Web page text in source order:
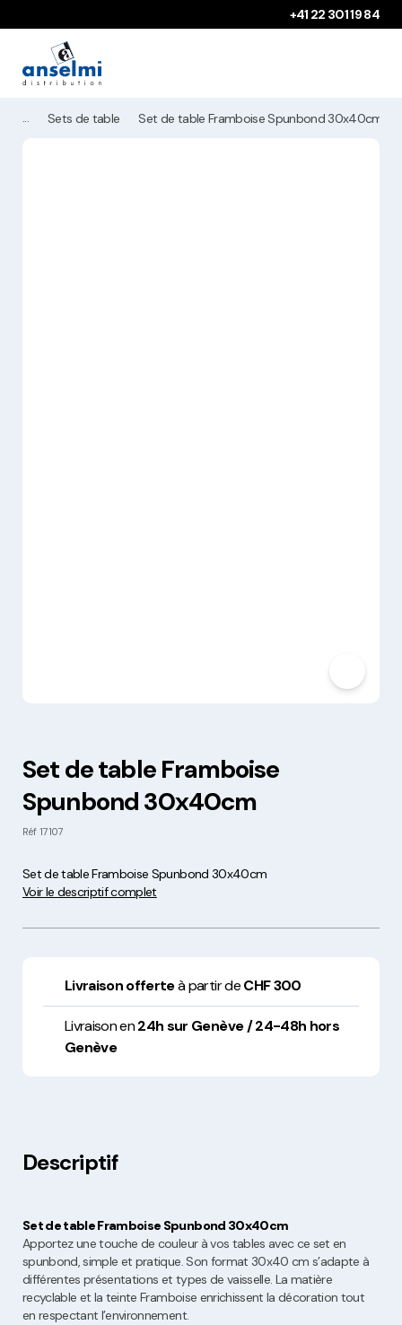
+41 22 301 19 84
Sets de table Set de table Framboise Spunbond 30x40cm
Set de table Framboise
Spunbond 30x40cm
Réf 17107
Set de table Framboise Spunbond 30x40cm
Voir le descriptif complet
Livraison offerteà partir deCHF 300
Livraison en24h sur Genève / 24-48h hors
Genève
Descriptif
Set de table Framboise Spunbond 30x40cm
Apportez une touche de couleur à vos tables avec ce set en
spunbond, simple et pratique. Son format 30x40 cm s’adapte à
différentes présentations et types de vaisselle. La matière
recyclable et la teinte Framboise enrichissent la décoration tout
en respectant l’environnement.